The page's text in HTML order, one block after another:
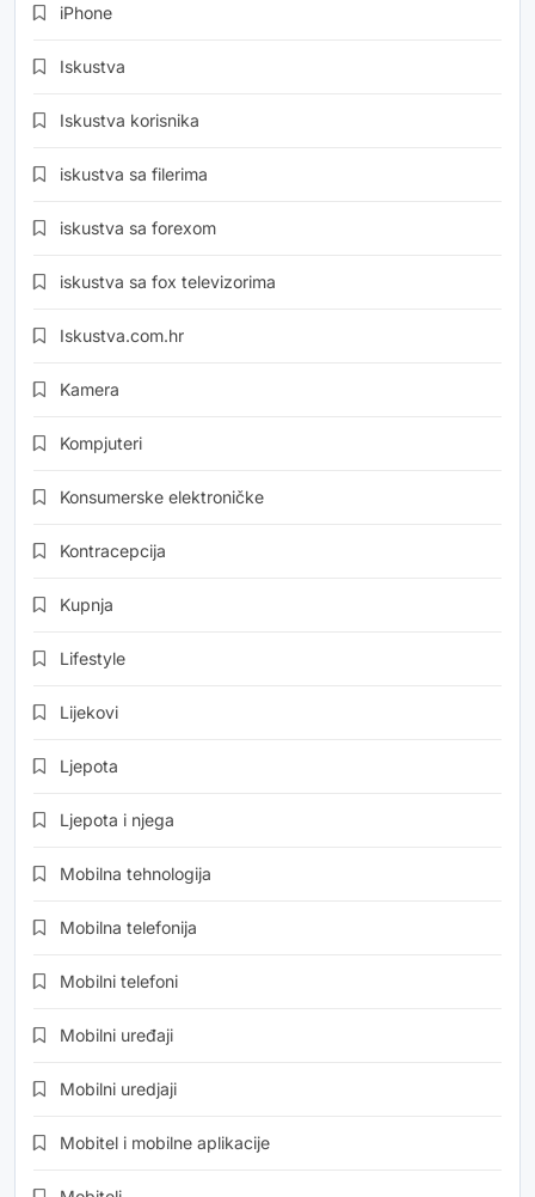
iPhone
Iskustva
Iskustva korisnika
iskustva sa filerima
iskustva sa forexom
iskustva sa fox televizorima
Iskustva.com.hr
Kamera
Kompjuteri
Konsumerske elektroničke
Kontracepcija
Kupnja
Lifestyle
Lijekovi
Ljepota
Ljepota i njega
Mobilna tehnologija
Mobilna telefonija
Mobilni telefoni
Mobilni uređaji
Mobilni uredjaji
Mobitel i mobilne aplikacije